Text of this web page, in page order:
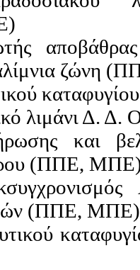
αποβάθρας
ζώνη
λιμάνι Δ.
και
(ΠΠΕ,
(ΠΠΕ, ΜΠΕ)